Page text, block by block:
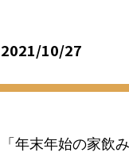
2021/10/27
「年末年始の家飲